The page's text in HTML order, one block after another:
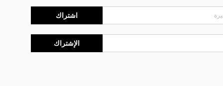
اشتراك
الإشتراك